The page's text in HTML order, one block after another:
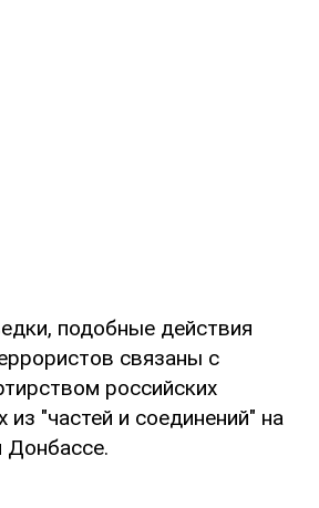
подобные действия
связаны с
российских
"частей и соединений" на
Донбассе.